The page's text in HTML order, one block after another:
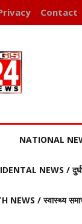
Contact
NATIONAL
NEWS /
NEWS / स्वास्थ्य